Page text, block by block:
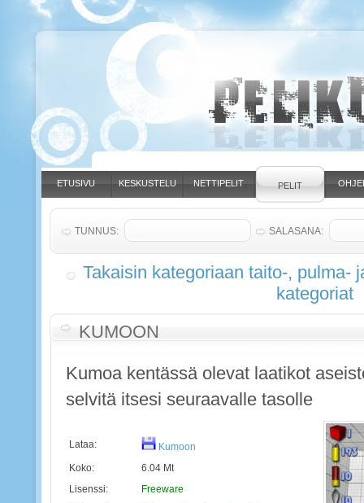
ETUSIVU KESKUSTELU NETTIPELIT PELIT
Takaisin kategoriaan taito-, pulma-
kategoriat
KUMOON
Kumoa kentässä olevat laatikot
selvitä itsesi seuraavalle tasolle
Lataa:
Kumoon
Koko:
6.04 Mt
Lisenssi:
Freeware
TUNNUS: SALASANA: